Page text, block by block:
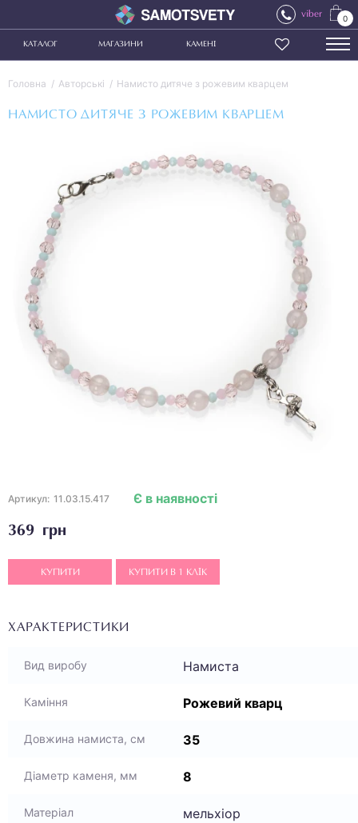
viber 0
КАТАЛОГ МАГАЗИНИ КАМЕНІ
Головна Авторські Намисто дитяче з рожевим кварцем
НАМИСТО ДИТЯЧЕ З РОЖЕВИМ КВАРЦЕМ
Артикул: 11.03.15.417
369 грн
Є в наявності
КУПИТИ КУПИТИ В 1 КЛІК
ХАРАКТЕРИСТИКИ
Вид виробу Намиста
Каміння Рожевий кварц
Довжина намиста, см 35
Діаметр каменя, мм 8
Матеріал мельхіор